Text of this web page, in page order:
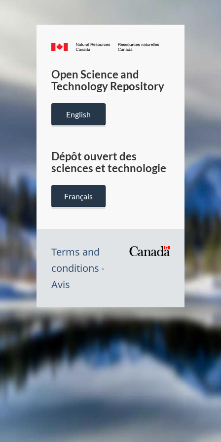
Canada.ca
/
Canada
Open Science and
Technology Repository
English
Dépôt ouvert des
sciences et technologie
Français
Terms and
conditions
Avis
Symbole
du
Canada